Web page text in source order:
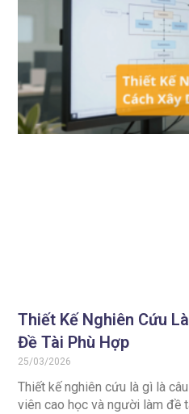
Thiết Kế Nghiên Cứu
Đề Tài Phù Hợp
25/03/2026
Thiết kế nghiên cứu là gì là
viên cao học và người làm đề